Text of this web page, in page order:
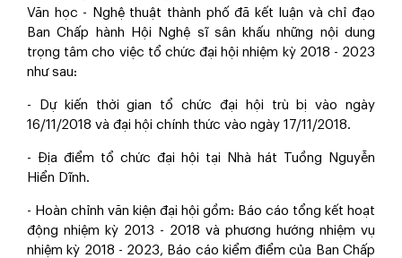
Văn học - Nghệ thuật thành phố đã kết luận và chỉ đạo
Ban Chấp hành Hội Nghệ sĩ sân khấu những nội dung
trọng tâm cho việc tổ chức đại hội nhiệm kỳ 2018 - 2023
như sau:
- Dự kiến thời gian tổ chức đại hội trù bị vào ngày
16/11/2018 và đại hội chính thức vào ngày 17/11/2018.
- Địa điểm tổ chức đại hội tại Nhà hát Tuồng Nguyễn
Hiển Dĩnh.
- Hoàn chỉnh văn kiện đại hội gồm: Báo cáo tổng kết hoạt
động nhiệm kỳ 2013 - 2018 và phương hướng nhiệm vụ
nhiệm kỳ 2018 - 2023, Báo cáo kiểm điểm của Ban Chấp